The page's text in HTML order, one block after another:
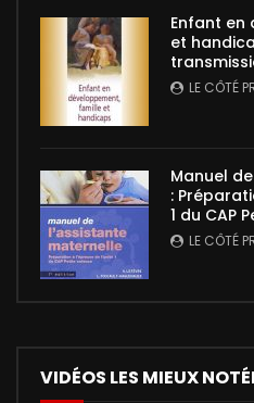
Enfant en
et
LE CÔTÉ
Manuel
:
1 du CAP
LE CÔTÉ
VIDÉOS LES MIEUX